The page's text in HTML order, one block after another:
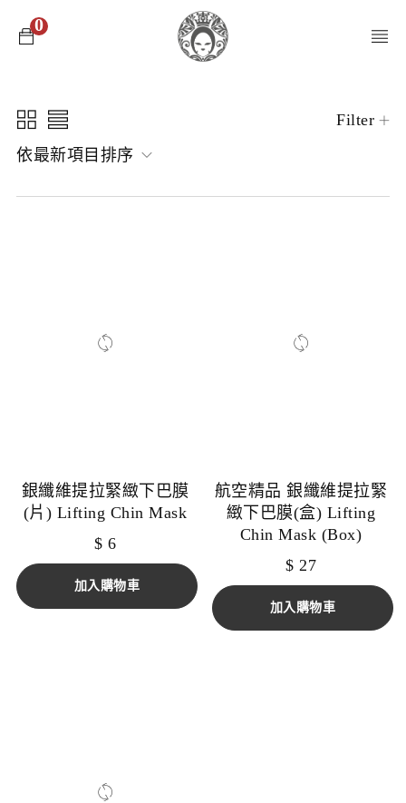
0
Filter
依最新項目排序
銀纖維提拉緊緻下巴膜
(片) Lifting Chin Mask
$ 6
加入購物車
航空精品 銀纖維提拉緊
緻下巴膜(盒) Lifting
Chin Mask (Box)
$ 27
加入購物車